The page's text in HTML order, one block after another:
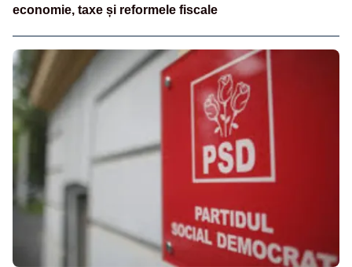
economie, taxe și reformele fiscale